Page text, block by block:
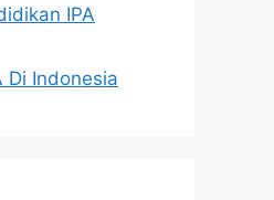
IPA
Di Indonesia